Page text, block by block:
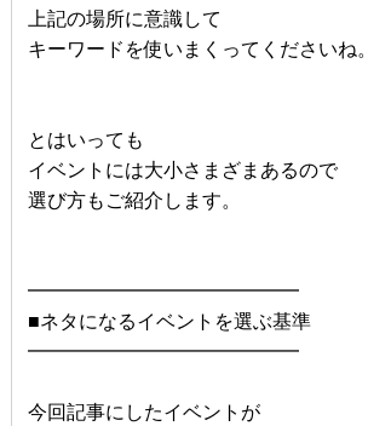
上記の場所に意識して
キーワードを使いまくってくださいね。
とはいっても
イベントには大小さまざまあるので
選び方もご紹介します。
━━━━━━━━━━━━━━
■ネタになるイベントを選ぶ基準
━━━━━━━━━━━━━━
今回記事にしたイベントが